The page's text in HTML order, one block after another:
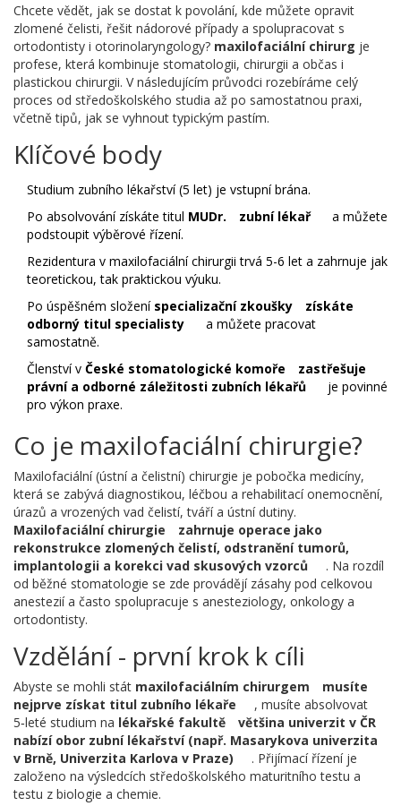
Chcete vědět, jak se dostat k povolání, kde můžete opravit
zlomené čelisti, řešit nádorové případy a spolupracovat s
ortodontisty i otorinolaryngology? maxilofaciální chirurg je
profese, která kombinuje stomatologii, chirurgii a občas i
plastickou chirurgii. V následujícím průvodci rozebíráme celý
proces od středoškolského studia až po samostatnou praxi,
včetně tipů, jak se vyhnout typickým pastím.
Klíčové body
Studium zubního lékařství (5 let) je vstupní brána.
Po absolvování získáte titul MUDr. zubní lékař
a můžete
podstoupit výběrové řízení.
Rezidentura v maxilofaciální chirurgii trvá 5-6 let a zahrnuje jak
teoretickou, tak praktickou výuku.
Po úspěšném složení specializační zkoušky
získáte
odborný titul specialisty
a můžete pracovat
samostatně.
Členství v České stomatologické komoře
zastřešuje
právní a odborné záležitosti zubních lékařů
je povinné
pro výkon praxe.
Co je maxilofaciální chirurgie?
Maxilofaciální (ústní a čelistní) chirurgie je pobočka medicíny,
která se zabývá diagnostikou, léčbou a rehabilitací onemocnění,
úrazů a vrozených vad čelistí, tváří a ústní dutiny.
Maxilofaciální chirurgie
zahrnuje operace jako
rekonstrukce zlomených čelistí, odstranění tumorů,
implantologii a korekci vad skusových vzorců
. Na rozdíl
od běžné stomatologie se zde provádějí zásahy pod celkovou
anestezií a často spolupracuje s anesteziology, onkology a
ortodontisty.
Vzdělání - první krok k cíli
Abyste se mohli stát maxilofaciálním chirurgem
musíte
nejprve získat titul zubního lékaře
, musíte absolvovat
5‑leté studium na lékařské fakultě
většina univerzit v ČR
nabízí obor zubní lékařství (např. Masarykova univerzita
v Brně, Univerzita Karlova v Praze)
. Přijímací řízení je
založeno na výsledcích středoškolského maturitního testu a
testu z biologie a chemie.